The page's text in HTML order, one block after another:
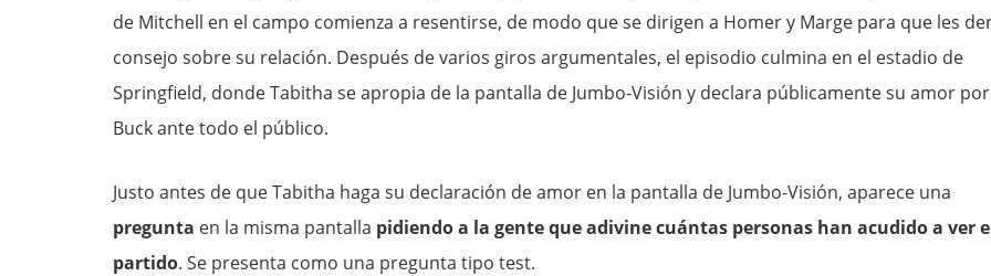
de Mitchell en el campo comienza a resentirse, de modo que se dirigen a Homer y Marge para que les
consejo sobre su relación. Después de varios giros argumentales, el episodio culmina en el estadio de
Springfield, donde Tabitha se apropia de la pantalla de Jumbo-Visión y declara públicamente su amor por
Buck ante todo el público.
Justo antes de que Tabitha haga su declaración de amor en la pantalla de Jumbo-Visión, aparece una
pregunta en la misma pantalla pidiendo a la gente que adivine cuántas personas han acudido a ver
partido. Se presenta como una pregunta tipo test.